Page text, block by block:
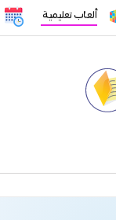
ألعاب تعليمية